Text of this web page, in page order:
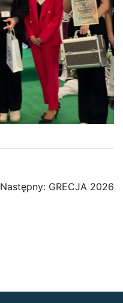
Następny: GRECJA 2026